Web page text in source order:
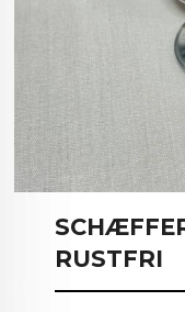
RUSTFRI